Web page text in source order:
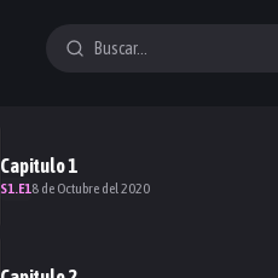
Capitulo1
S1.E18 de Octubre del 2020